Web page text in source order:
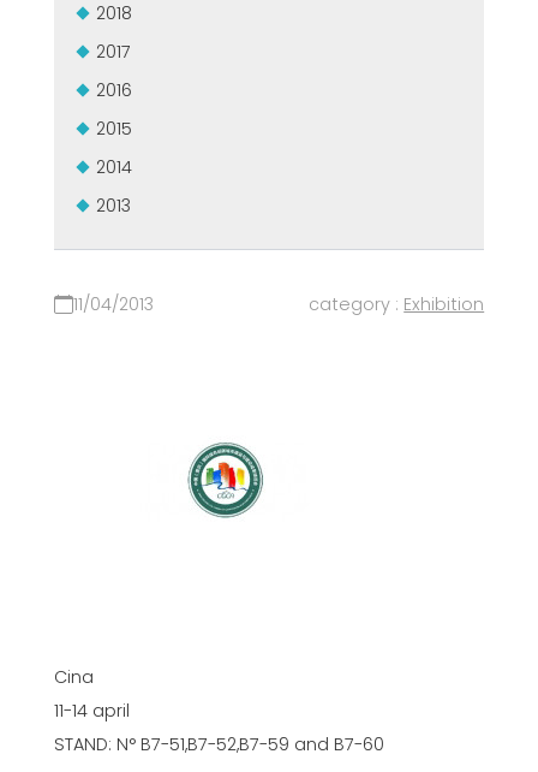
2018
2017
2016
2015
2014
2013
11/04/2013 category : Exhibition
Cina
11-14 april
STAND: N° B7-51,B7-52,B7-59 and B7-60